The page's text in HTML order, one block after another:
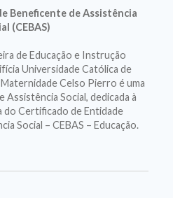
Beneficente de Assistência
(CEBAS)
de Educação e Instrução
Universidade Católica de
Celso Pierro é uma
Assistência Social, dedicada à
do Certificado de Entidade
Social – CEBAS – Educação.